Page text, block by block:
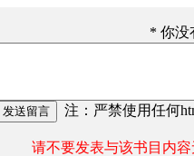
* 你没
注：严禁使用任何
请不要发表与该书目内